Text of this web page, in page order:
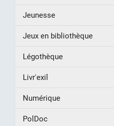
Jeunesse
Jeux en bibliothèque
Légothèque
Livr'exil
Numérique
PolDoc